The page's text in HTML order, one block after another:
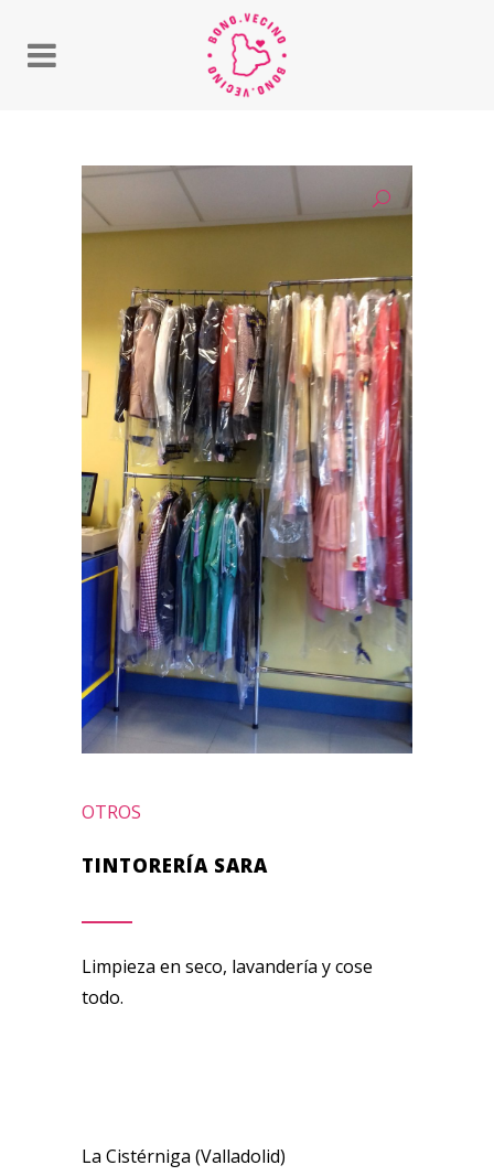
OTROS
TINTORERÍA SARA
Limpieza en seco, lavandería y cose
todo.
La Cistérniga (Valladolid)